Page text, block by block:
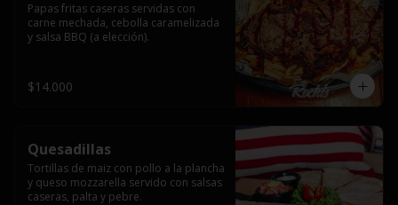
Papas fritas caseras servidas con
carne mechada, cebolla caramelizada
y salsa BBQ (a elección).
$14.000
Quesadillas
Tortillas de maiz con pollo a la plancha
y queso mozzarella servido con salsas
caseras, palta y pebre.